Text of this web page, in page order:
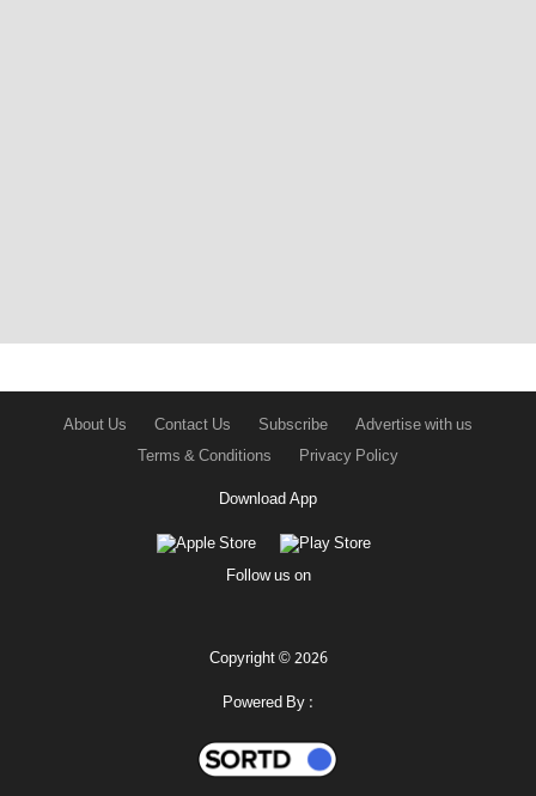
About Us Contact Us Subscribe
Advertise with us
Terms & Conditions
Privacy Policy
Download App
Follow us on
Copyright © 2026
Powered By :